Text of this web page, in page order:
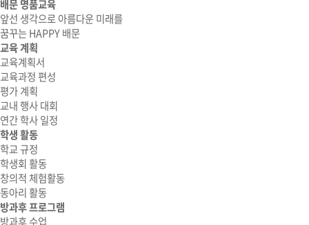
배문 명품교육
앞선 생각으로 아름다운 미래를
꿈꾸는 HAPPY 배문
교육 계획
교육계획서
교육과정 편성
평가 계획
교내 행사 대회
연간 학사 일정
학생 활동
학교 규정
학생회 활동
창의적 체험활동
동아리 활동
방과후 프로그램
방과후 수업